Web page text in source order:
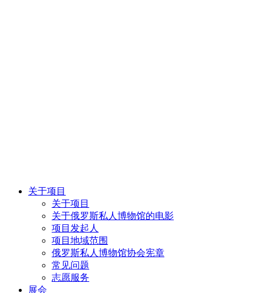
关于项目
关于项目
关于俄罗斯私人博物馆的电影
项目发起人
项目地域范围
俄罗斯私人博物馆协会宪章
常见问题
志愿服务
展会